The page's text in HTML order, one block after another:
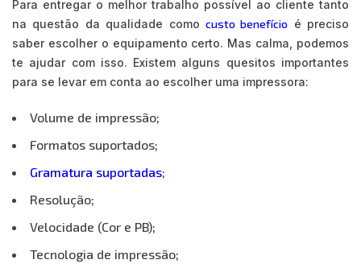
Para entregar o melhor trabalho possível ao cliente tanto
na questão da qualidade como custo benefício é preciso
saber escolher o equipamento certo. Mas calma, podemos
te ajudar com isso. Existem alguns quesitos importantes
para se levar em conta ao escolher uma impressora:
Volume de impressão;
Formatos suportados;
Gramatura suportadas;
Resolução;
Velocidade (Cor e PB);
Tecnologia de impressão;